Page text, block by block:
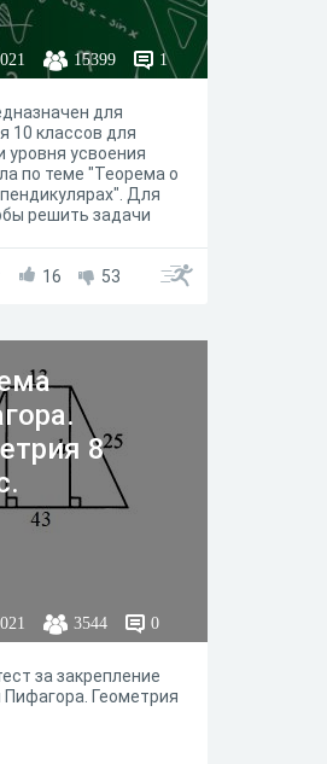
15399 1
для
10 классов для
уровня усвоения
по теме "Теорема о
Для
решить задачи
и
теорему
16 53
8
3544 0
за закрепление
Геометрия